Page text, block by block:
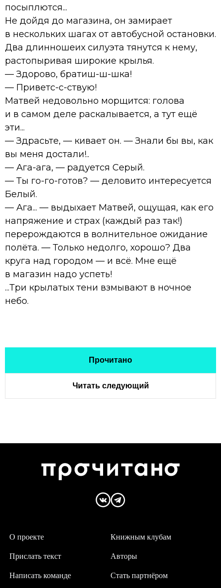
посыплются...
Не дойдя до магазина, он замирает
в нескольких шагах от автобусной остановки.
Два длинношеих силуэта тянутся к нему,
растопыривая широкие крылья.
— Здорово, братиш-ш-шка!
— Приветс-с-ствую!
Матвей недовольно морщится: голова
и в самом деле раскалывается, а тут ещё
эти...
— Здрасьте, — кивает он. — Знали бы вы, как
вы меня достали!..
— Ага-ага, — радуется Серый.
— Ты го-го-готов? — деловито интересуется
Белый.
— Ага... — выдыхает Матвей, ощущая, как его
напряжение и страх (каждый раз так!)
перерождаются в волнительное ожидание
полёта. — Только недолго, хорошо? Два
круга над городом — и всё. Мне ещё
в магазин надо успеть!
...Три крылатых тени взмывают в ночное
небо.
Прочитано
Читать следующий
О проекте
Написать команде
Авторы
Прислать текст
Книжным клубам
Стать партнёром